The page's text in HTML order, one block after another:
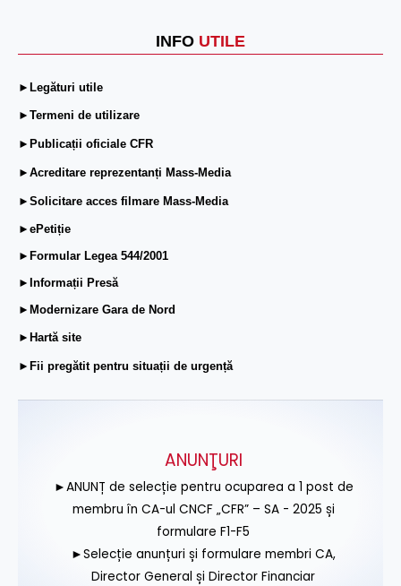
INFO UTILE
►Legături utile
►Termeni de utilizare
►Publicații oficiale CFR
►Acreditare reprezentanți Mass-Media
►Solicitare acces filmare Mass-Media
►ePetiție
►Formular Legea 544/2001
►Informații Presă
►Modernizare Gara de Nord
►Hartă site
►Fii pregătit pentru situații de urgență
ANUNŢURI
►ANUNȚ de selecție pentru ocuparea a 1 post de
membru în CA-ul CNCF „CFR” – SA - 2025 și
formulare F1-F5
►Selecție anunțuri și formulare membri CA,
Director General și Director Financiar